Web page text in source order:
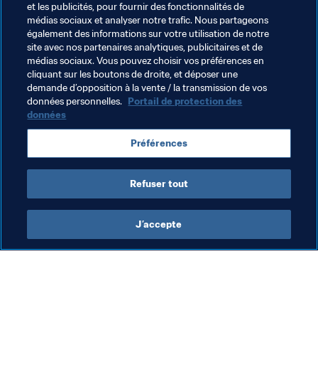
Thèmes en lien
Organisation Singapore AFC
et les publicités, pour fournir des fonctionnalités de
médias sociaux et analyser notre trafic. Nous partageons
également des informations sur votre utilisation de notre
site avec nos partenaires analytiques, publicitaires et de
médias sociaux. Vous pouvez choisir vos préférences en
cliquant sur les boutons de droite, et déposer une
demande d’opposition à la vente / la transmission de vos
données personnelles. Portail de protection des
données
Préférences
Refuser tout
J’accepte